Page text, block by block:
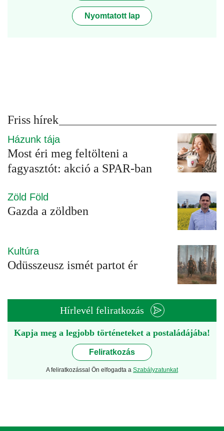
Nyomtatott lap
Friss hírek
Házunk tája
Most éri meg feltölteni a
fagyasztót: akció a SPAR-ban
Zöld Föld
Gazda a zöldben
Kultúra
Odüsszeusz ismét partot ér
Hírlevél feliratkozás
Kapja meg a legjobb történeteket a postaládájába!
Feliratkozás
A feliratkozással Ön elfogadta a Szabályzatunkat